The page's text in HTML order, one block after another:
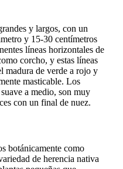
y largos, con un
y 15-30 centímetros
líneas horizontales de
corcho, y estas líneas
madura de verde a rojo y
masticable. Los
a medio, son muy
con un final de nuez.
botánicamente como
de herencia nativa